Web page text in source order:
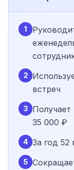
1
2
встреч
3
Получает
35 000 ₽
4 За год 52
5